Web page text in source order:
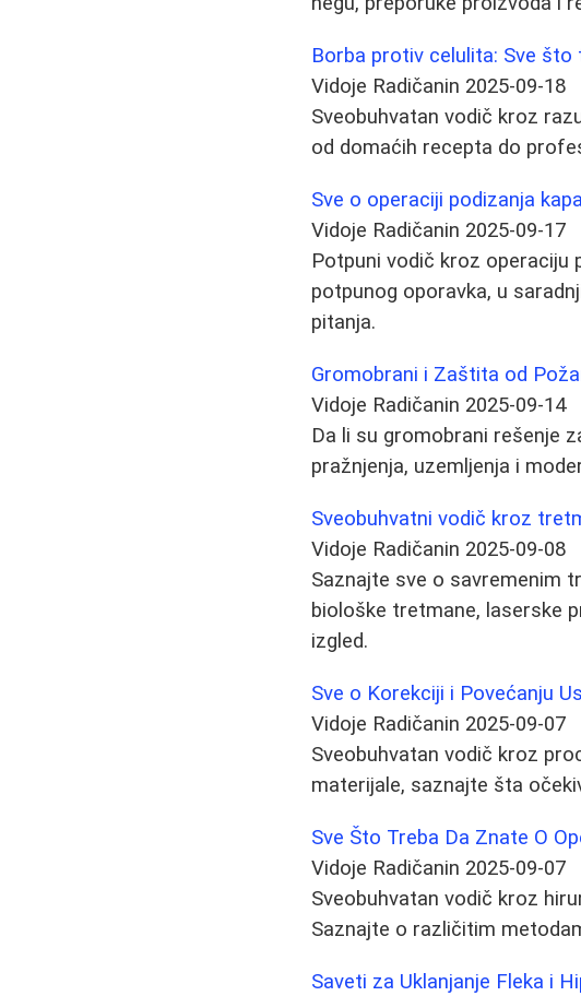
Borba protiv celulita: Sve što
Vidoje Radičanin 2025-09-18
Sveobuhvatan vodič kroz
od domaćih recepta do
Sve o operaciji podizanja
Vidoje Radičanin 2025-09-17
Potpuni vodič kroz operaciju
potpunog oporavka, u
pitanja.
Gromobrani i Zaštita od
Vidoje Radičanin 2025-09-14
Da li su gromobrani rešenje
pražnjenja, uzemljenja i
Sveobuhvatni vodič kroz
Vidoje Radičanin 2025-09-08
Saznajte sve o savremenim
biološke tretmane, laserske
izgled.
Sve o Korekciji i Povećanju
Vidoje Radičanin 2025-09-07
Sveobuhvatan vodič kroz
materijale, saznajte šta
Sve Što Treba Da Znate O
Vidoje Radičanin 2025-09-07
Sveobuhvatan vodič kroz
Saznajte o različitim
Saveti za Uklanjanje Fleka i